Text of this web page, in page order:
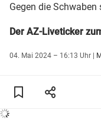
Gegen die Schwaben
Der AZ-Liveticker
04. Mai 2024 – 16:13 Uhr |